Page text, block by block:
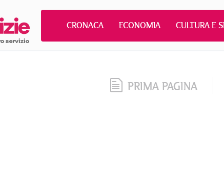
CRONACA ECONOMIA CULTURA E
PRIMA PAGINA